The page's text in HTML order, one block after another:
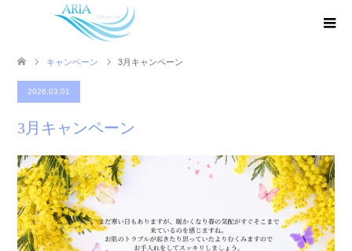
キャンペーン 3月キャンペーン
2026.03.01
3月キャンペーン